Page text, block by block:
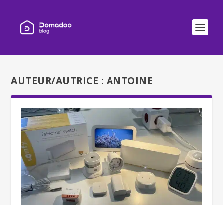
AUTEUR/AUTRICE : ANTOINE